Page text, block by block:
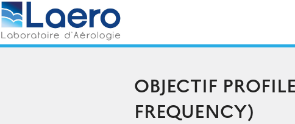
Skip
to
content
OBJECTIF
FREQUENCY)
Rechercher :